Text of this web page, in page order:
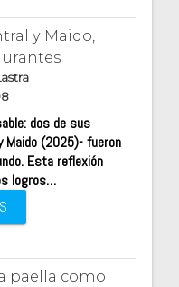
y Maido,
dos de sus
(2025)- fueron
Esta reflexión
logros…
paella como